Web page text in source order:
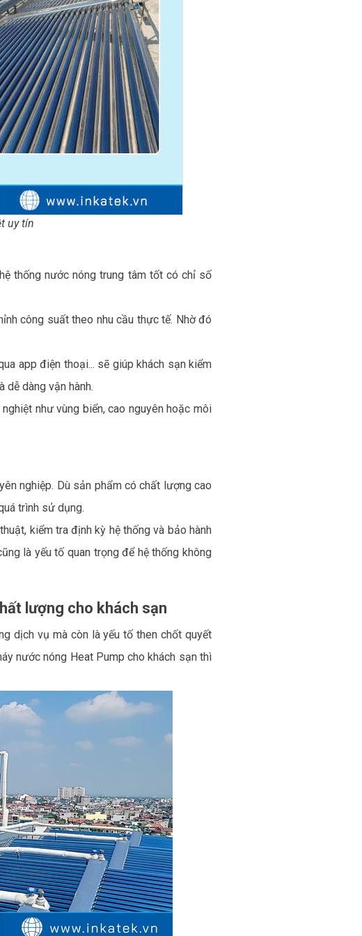
uy tín
thống nước nóng trung tâm tốt có chỉ số
công suất theo nhu cầu thực tế. Nhờ đó
app điện thoại... sẽ giúp khách sạn kiểm
dễ dàng vận hành.
như vùng biển, cao nguyên hoặc môi
nghiệp. Dù sản phẩm có chất lượng cao
trình sử dụng.
kiểm tra định kỳ hệ thống và bảo hành
là yếu tố quan trọng để hệ thống không
lượng cho khách sạn
dịch vụ mà còn là yếu tố then chốt quyết
nước nóng Heat Pump cho khách sạn thì